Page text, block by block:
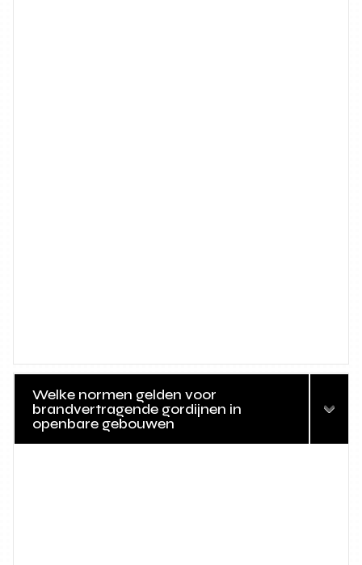
Welke normen gelden voor
brandvertragende gordijnen in
openbare gebouwen